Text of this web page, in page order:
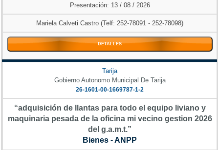
Presentación: 13 / 08 / 2026
Mariela Calveti Castro (Telf: 252-78091 - 252-78098)
DETALLES
Tarija
Gobierno Autonomo Municipal De Tarija
26-1601-00-1669787-1-2
“adquisición de llantas para todo el equipo liviano y
maquinaria pesada de la oficina mi vecino gestion 2026
del g.a.m.t.”
Bienes - ANPP